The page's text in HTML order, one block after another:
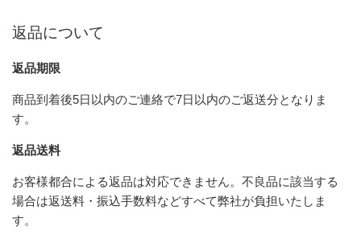
返品について
返品期限
商品到着後5日以内のご連絡で7日以内のご返送分となりま
す。
返品送料
お客様都合による返品は対応できません。不良品に該当する
場合は返送料・振込手数料などすべて弊社が負担いたしま
す。